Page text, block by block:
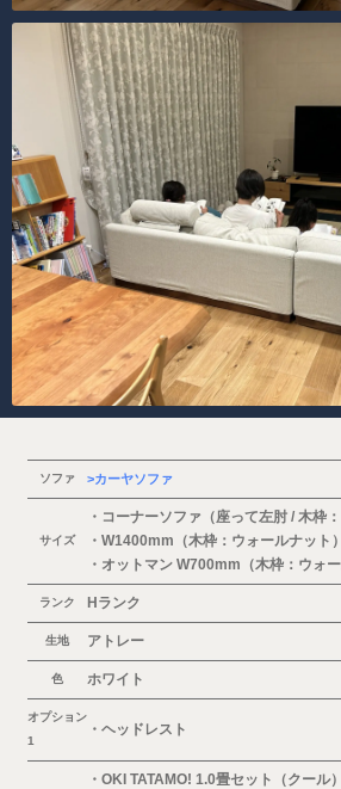
ソファ カーヤソファ
サイズ
・コーナーソファ（座って左肘 / 木枠
・W1400mm（木枠：ウォールナット）
・オットマン W700mm（木枠：ウォー
ランク Hランク
生地 アトレー
色 ホワイト
オプション
1
・ヘッドレスト
・OKI TATAMO! 1.0畳セット（クール）